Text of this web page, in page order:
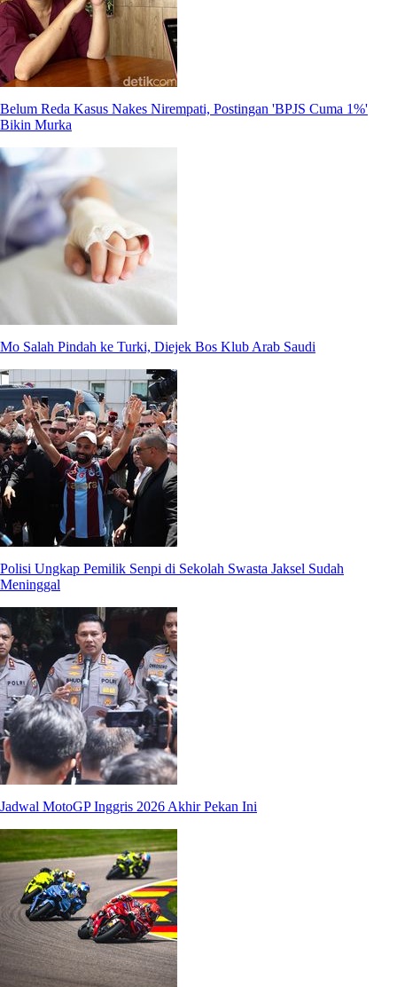
Belum Reda Kasus Nakes Nirempati, Postingan 'BPJS Cuma 1%'
Bikin Murka
Mo Salah Pindah ke Turki, Diejek Bos Klub Arab Saudi
Polisi Ungkap Pemilik Senpi di Sekolah Swasta Jaksel Sudah
Meninggal
Jadwal MotoGP Inggris 2026 Akhir Pekan Ini